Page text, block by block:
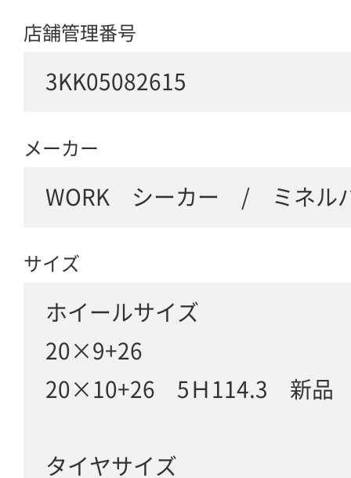
店舗管理番号
3KK05082615
メーカー
WORK シーカー / ミネル
サイズ
ホイールサイズ
20×9+26
20×10+26 5Ｈ114.3 新品
タイヤサイズ